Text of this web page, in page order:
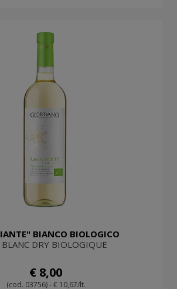
BIANCO BIOLOGICO
DRY BIOLOGIQUE
€ 8,00
(cod. 03756) - € 10,67/lt.